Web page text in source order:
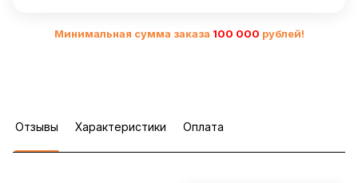
Минимальная сумма заказа 100 000 рублей!
Отзывы Характеристики Оплата